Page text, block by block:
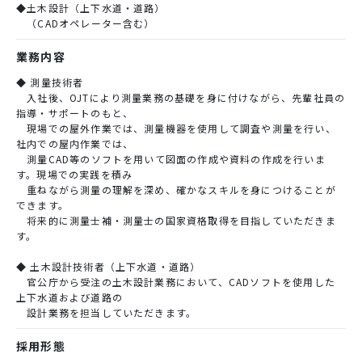
◆土木設計（上下水道・道路）
（CADオペレーター含む）
業務内容
◆ 測量技術者
入社後、OJTにより測量業務の基礎を身に付けながら、先輩社員の
指導・サポートのもと、
現場での屋外作業では、測量機器を使用して調査や測量を行い、
社内での屋内作業では、
測量CAD等のソフトを用いて図面の作成や資料の作成を行いま
す。現場での実践を積み
重ねながら測量の理解を深め、確かなスキルを身につけることが
できます。
将来的に測量士補・測量士の国家資格取得を目指していただきま
す。
◆ 土木設計技術者（上下水道・道路）
官公庁から受注の土木設計業務において、CADソフトを使用した
上下水道および道路の
設計業務を担当していただきます。
採用形態